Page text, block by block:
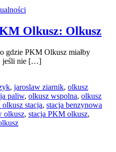
Olkusz: Olkusz
gdzie PKM Olkusz miałby
jeśli nie […]
, jaroslaw ziarnik, olkusz
paliw, olkusz wspolna, olkusz
stacja, stacja benzynowa
olkusz, stacja PKM olkusz,